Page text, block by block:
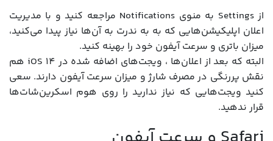
از Settings به منوی Notifications مراجعه کنید و با مدیریت
اعلان اپلیکیشن‌هایی که به به ندرت به آن‌ها نیاز پیدا می‌کنید،
میزان باتری و سرعت آیفون خود را بهینه کنید.
البته که بعد از اعلان‌ها ، ویجت‌های اضافه شده در iOS 14 هم
نقش پر‌رنگی در مصرف شارژ و میزان سرعت آیفون دارند. سعی
کنید ویجت‌هایی که نیاز ندارید را روی هوم اسکرین‌شات‌ها
قرار ندهید.